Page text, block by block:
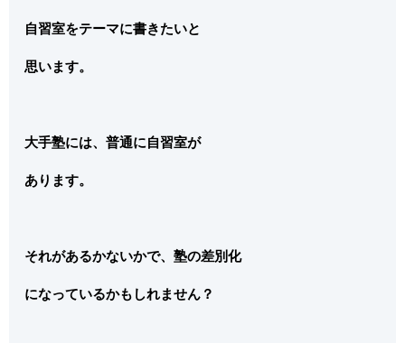
自習室をテーマに書きたいと
思います。
大手塾には、普通に自習室が
あります。
それがあるかないかで、塾の差別化
になっているかもしれません？